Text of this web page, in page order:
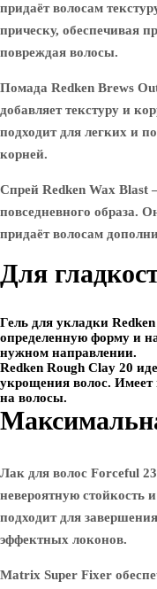
придаёт волосам
прическу, обеспечивая
повреждая волосы.
Помада Redken Brews
добавляет текстуру и
подходит для легких и
корней.
Спрей Redken Wax
повседневного образа.
придаёт волосам
Для
Гель для укладки
определенную форму и
нужном направлении.
Redken Rough Clay 20
укрощения волос. Имеет
на волосы.
Лак для волос Forceful
невероятную
подходит для
эффектных локонов.
Matrix Super Fixer